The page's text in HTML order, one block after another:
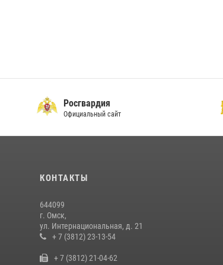
Росгвардия
Официальный сайт
КОНТАКТЫ
644099
г. Омск,
ул. Интернациональная, д. 21
+ 7 (3812) 23-13-54
+ 7 (3812) 21-04-62